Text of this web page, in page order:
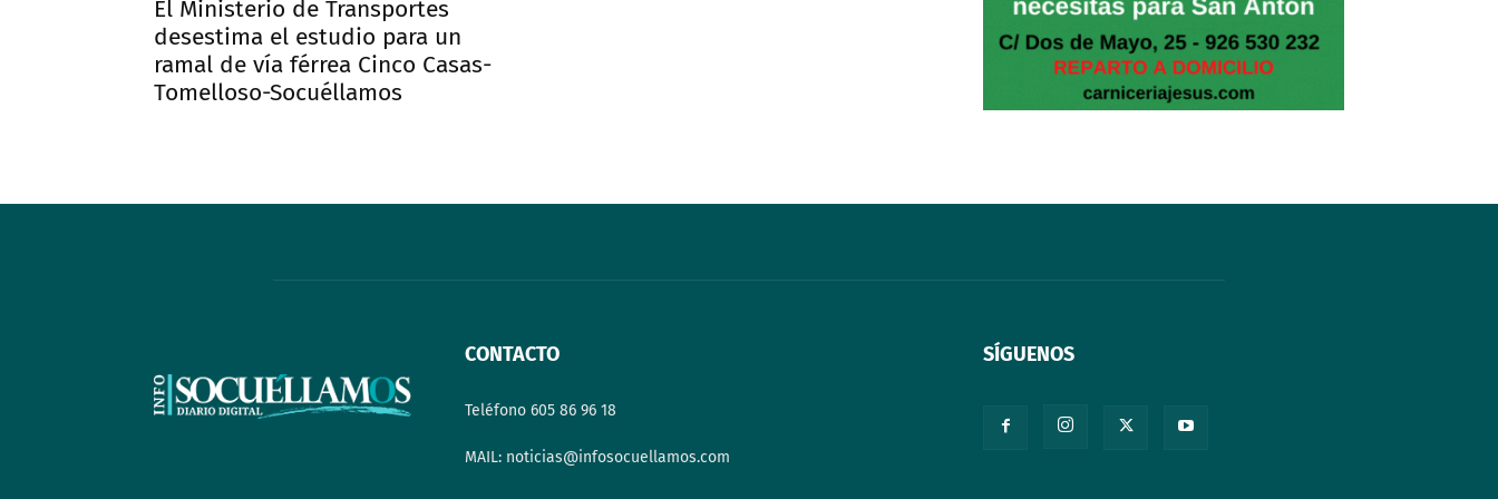
El Ministerio de Transportes
desestima el estudio para un
ramal de vía férrea Cinco Casas-
Tomelloso-Socuéllamos
CONTACTO
Teléfono 605 86 96 18
MAIL: noticias@infosocuellamos.com
SÍGUENOS